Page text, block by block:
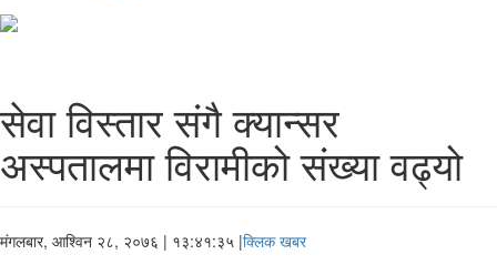
सेवा विस्तार संगै क्यान्सर
अस्पतालमा विरामीको संख्या वढ्यो
मंगलबार, आश्विन २८, २०७६ | १३:४१:३५ |क्लिक खबर